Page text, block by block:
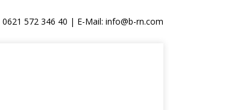
572 346 40 | E-Mail: info@b-rn.com